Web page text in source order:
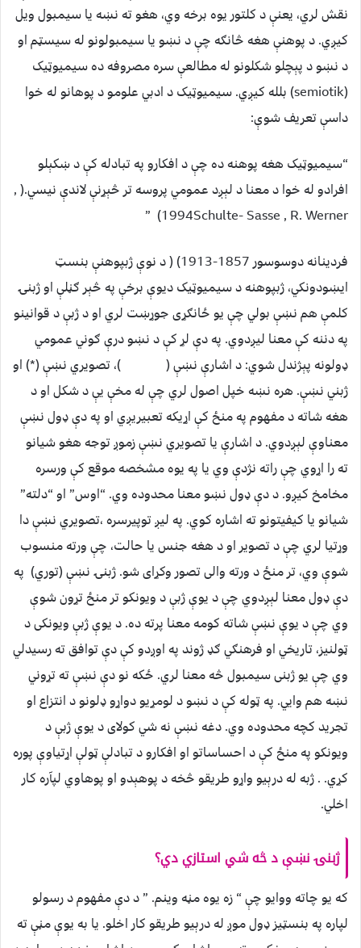
نقش لري، یعنې د کلتور یوه برخه وي، هغو ته نښه یا سیمبول ویل
کیږي. د پوهنې هغه څانګه چې د نښو یا سیمبولونو له سیسټم او
د نښو د پېچلو شکلونو له مطالعې سره مصروفه ده سیمیوټیک
(semiotik) ‌بلله کیږي. سیمیوټیک د ادبي علومو د پوهانو له خوا
داسې تعریف شوې:
“سیمیوټیک هغه پوهنه ده چې د افکارو په تبادله کې د ښکېلو
افرادو له خوا د معنا د لېږد عمومي پروسه تر څېړنې لاندې نیسي.( ,
1994Schulte- Sasse , R. Werner) ”
فردینانه دوسوسور 1857-1913) ( د نوې ژبپوهنې بنسټ
ایښودونکي، ژبپوهنه د سیمیوټیک دیوې برخې په څېر ګڼلې او ژبنۍ
کلمې هم نښې بولي چې یو ځانګړی جوړښت لري او د ژبې د قوانینو
په دننه کې معنا لیږدوي. په دې لړ کې د نښو درې ګوني عمومي
ډولونه پېژندل شوي: د اشارې نښې ( )، تصویري نښې (*) او
ژبني نښې. هره نښه خپل اصول لري چې له مخې یې د شکل او د
هغه شاته د مفهوم په منځ کې اړیکه تعبیریږي او په دې ډول نښې
معناوې لېږدوي. د اشارې یا تصویري نښې زموږ توجه هغو شیانو
ته را اړوي چې راته نژدې وي یا په یوه مشخصه موقع کې ورسره
مخامخ کیږو. د دې ډول نښو معنا محدوده وي. “اوس” او “دلته”
شیانو یا کیفیتونو ته اشاره کوي. په لیږ توپیرسره ،تصویري نښې دا
وړتیا لري چې د تصویر او د هغه جنس یا حالت، چې ورته منسوب
شوې وي، تر منځ د ورته والی تصور وکړای شو. ژبنۍ نښې (توري) په
دې ډول معنا لېږدوي چې د یوې ژبې د ویونکو تر منځ تړون شوې
وي چې د یوې نښې شاته کومه معنا پرته ده. د یوې ژبې ویونکی د
ټولنیز، تاریخي او فرهنګي ګډ ژوند په اوږدو کې دې توافق ته رسیدلي
وي چې یو ژبنی سیمبول څه معنا لري. ځکه نو دې نښې ته تړوني
نښه هم وایي. په ټوله کې د نښو د لومړیو دواړو ډلونو د انتزاع او
تجرید کچه محدوده وي. دغه نښې نه شي کولای د یوې ژبې د
ویونکو په منځ کې د احساساتو او افکارو د تبادلې ټولې اړتیاوې پوره
کړي. . ژبه له درېیو واړو طریقو څخه د پوهېدو او پوهاوي لپآره کار
اخلي.
ژبنۍ نښې د څه شي استازي دي؟
که یو چاته ووایو چې “ زه یوه مڼه وینم. ” د دې مفهوم د رسولو
لپاره په بنسټیز ډول موږ له درېیو طریقو کار اخلو. یا به یوې مڼې ته